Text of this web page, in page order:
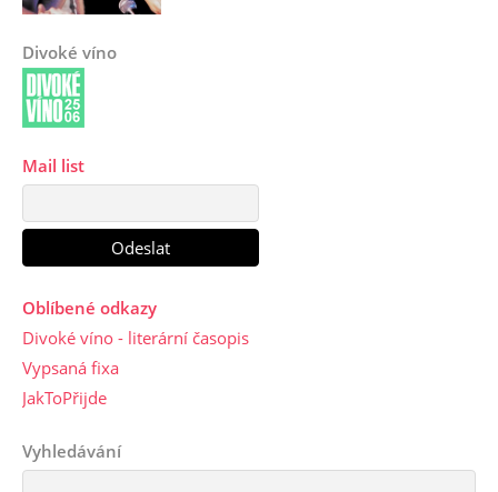
Divoké víno
Mail list
Oblíbené odkazy
Divoké víno - literární časopis
Vypsaná fixa
JakToPřijde
Vyhledávání